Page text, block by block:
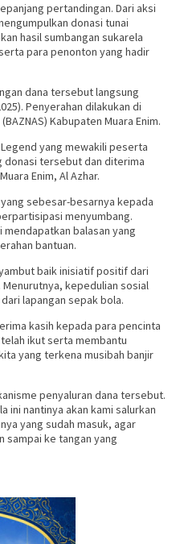
pertandingan. Dari aksi
donasi tunai
hasil sumbangan sukarela
para penonton yang hadir
dana tersebut langsung
Penyerahan dilakukan di
Kabupaten Muara Enim.
yang mewakili peserta
donasi tersebut dan diterima
Enim, Al Azhar.
sebesar-besarnya kepada
menyumbang.
balasan yang
bantuan.
baik inisiatif positif dari
Menurutnya, kepedulian sosial
lapangan sepak bola.
kasih kepada para pencinta
ikut serta membantu
yang terkena musibah banjir
penyaluran dana tersebut.
ini nantinya akan kami salurkan
yang sudah masuk, agar
sampai ke tangan yang